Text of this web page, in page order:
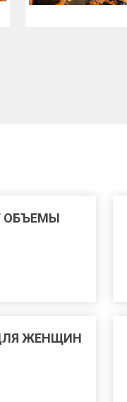
ОБЪЕМЫ
ЖЕНЩИН